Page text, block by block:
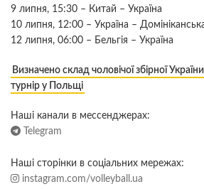
9 липня, 15:30 – Китай – Україна
10 липня, 12:00 – Україна –
12 липня, 06:00 – Бельгія – Україна
Визначено склад чоловічої збірної
турнір у Польщі
Наші канали в мессенджерах:
Telegram
Наші сторінки в соціальних мережах:
instagram.com/volleyball.ua